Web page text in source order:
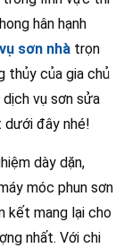
hân hạnh
sơn nhà trọn
thủy của gia chủ
vụ sơn sửa
đây nhé!
dày dặn,
móc phun sơn
kết mang lại cho
nhất. Với chi